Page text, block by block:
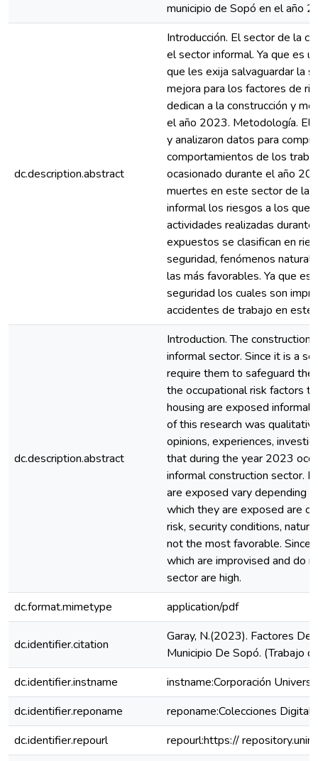
municipio de Sopó en el año
dc.description.abstract
Introducción. El sector de la
el sector informal. Ya que es
que les exija salvaguardar la
mejora para los factores de
dedican a la construcción y
el año 2023. Metodología. El
y analizaron datos para
comportamientos de los
ocasionado durante el año
muertes en este sector de la
informal los riesgos a los que
actividades realizadas
expuestos se clasifican en
seguridad, fenómenos
las más favorables. Ya que
seguridad los cuales son
accidentes de trabajo en este
dc.description.abstract
Introduction. The
informal sector. Since it is a
require them to safeguard
the occupational risk factors
housing are exposed
of this research was
opinions, experiences,
that during the year 2023
informal construction sector.
are exposed vary depending
which they are exposed are
risk, security conditions,
not the most favorable. Since
which are improvised and do
sector are high.
dc.format.mimetype
application/pdf
dc.identifier.citation
Garay, N.(2023). Factores De
Municipio De Sopó. (Trabajo
dc.identifier.instname
instname:Corporación
dc.identifier.reponame
reponame:Colecciones
dc.identifier.repourl
repourl:https://